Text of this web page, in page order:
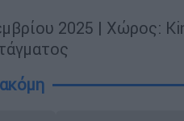
2025 | Χώρος: